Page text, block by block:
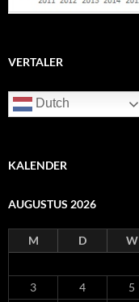
VERTALER
Dutch
KALENDER
AUGUSTUS 2026
M D W
3
4 5